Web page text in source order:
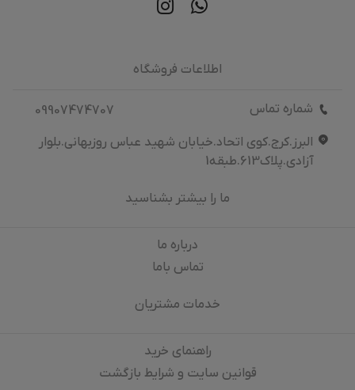
اطلاعات فروشگاه
شماره تماس
09907474707
البرز.کرج.کوی اتحاد.خیابان شهید عباس روزبهانی.بلوار
آزادی.پلاک613.طبقه1
ما را بیشتر بشناسید
درباره‌ ما
تماس باما
خدمات مشتریان
راهنمای خرید
قوانین سایت و شرایط بازگشت